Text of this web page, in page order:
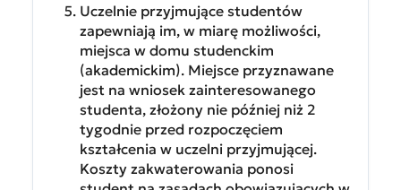
Uczelnie przyjmujące studentów
zapewniają im, w miarę możliwości,
miejsca w domu studenckim
(akademickim). Miejsce przyznawane
jest na wniosek zainteresowanego
studenta, złożony nie później niż 2
tygodnie przed rozpoczęciem
kształcenia w uczelni przyjmującej.
Koszty zakwaterowania ponosi